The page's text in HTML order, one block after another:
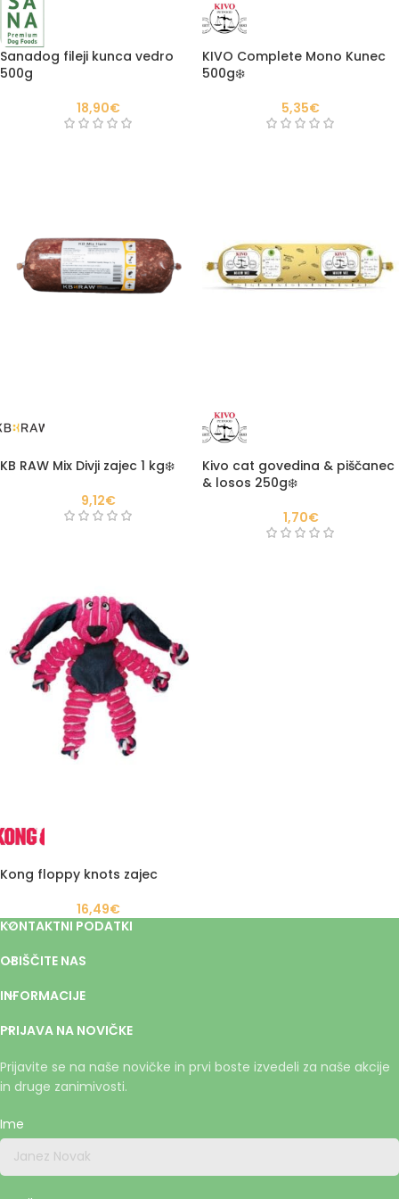
Sanadog fileji kunca vedro
500g
18,90€
KIVO Complete Mono Kunec
500g❄️
5,35€
KB RAW Mix Divji zajec 1 kg❄️
9,12€
Kivo cat govedina & piščanec
& losos 250g❄️
1,70€
Kong floppy knots zajec
16,49€
KONTAKTNI PODATKI
OBIŠČITE NAS
INFORMACIJE
PRIJAVA NA NOVIČKE
Prijavite se na naše novičke in prvi boste izvedeli za naše akcije
in druge zanimivosti.
Ime